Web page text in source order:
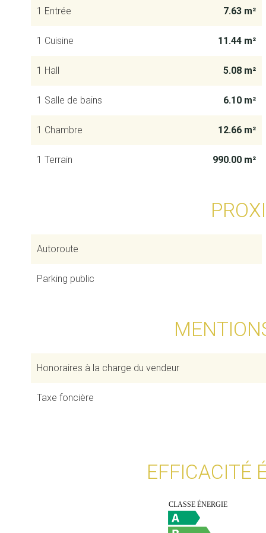
1 Entrée 7.63 m²
1 Cuisine 11.44 m²
1 Hall 5.08 m²
1 Salle de bains 6.10 m²
1 Chambre 12.66 m²
1 Terrain 990.00 m²
Autoroute
Parking public
Honoraires à la charge du vendeur
Taxe foncière
EFFICACITÉ